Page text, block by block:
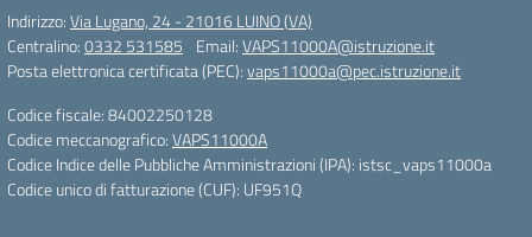
Indirizzo:Via Lugano, 24 - 21016 LUINO (VA)
Centralino:0332 531585 Email:VAPS11000A@istruzione.it
Posta elettronica certificata (PEC):vaps11000a@pec.istruzione.it
Codice fiscale: 84002250128
Codice meccanografico:VAPS11000A
Codice Indice delle Pubbliche Amministrazioni (IPA): istsc_vaps11000a
Codice unico di fatturazione (CUF): UF951Q